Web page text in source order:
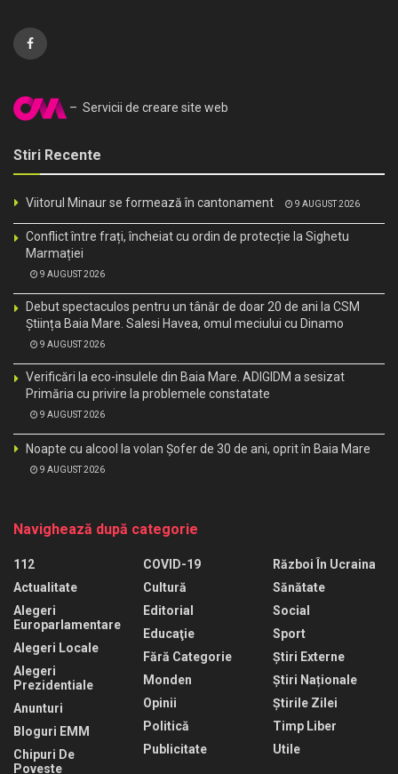
– Servicii de creare site web
Stiri Recente
Viitorul Minaur se formează în cantonament 9 AUGUST 2026
Conflict între frați, încheiat cu ordin de protecție la Sighetu
Marmației
9 AUGUST 2026
Debut spectaculos pentru un tânăr de doar 20 de ani la CSM
Știința Baia Mare. Salesi Havea, omul meciului cu Dinamo
9 AUGUST 2026
Verificări la eco-insulele din Baia Mare. ADIGIDM a sesizat
Primăria cu privire la problemele constatate
9 AUGUST 2026
Noapte cu alcool la volan Șofer de 30 de ani, oprit în Baia Mare
9 AUGUST 2026
Navighează după categorie
112
Actualitate
Alegeri
Europarlamentare
Alegeri Locale
Alegeri
Prezidentiale
Anunturi
Bloguri EMM
Chipuri De
Poveste
COVID-19
Cultură
Editorial
Educaţie
Fără Categorie
Monden
Opinii
Politică
Publicitate
Război În Ucraina
Sănătate
Social
Sport
Știri Externe
Știri Naționale
Știrile Zilei
Timp Liber
Utile